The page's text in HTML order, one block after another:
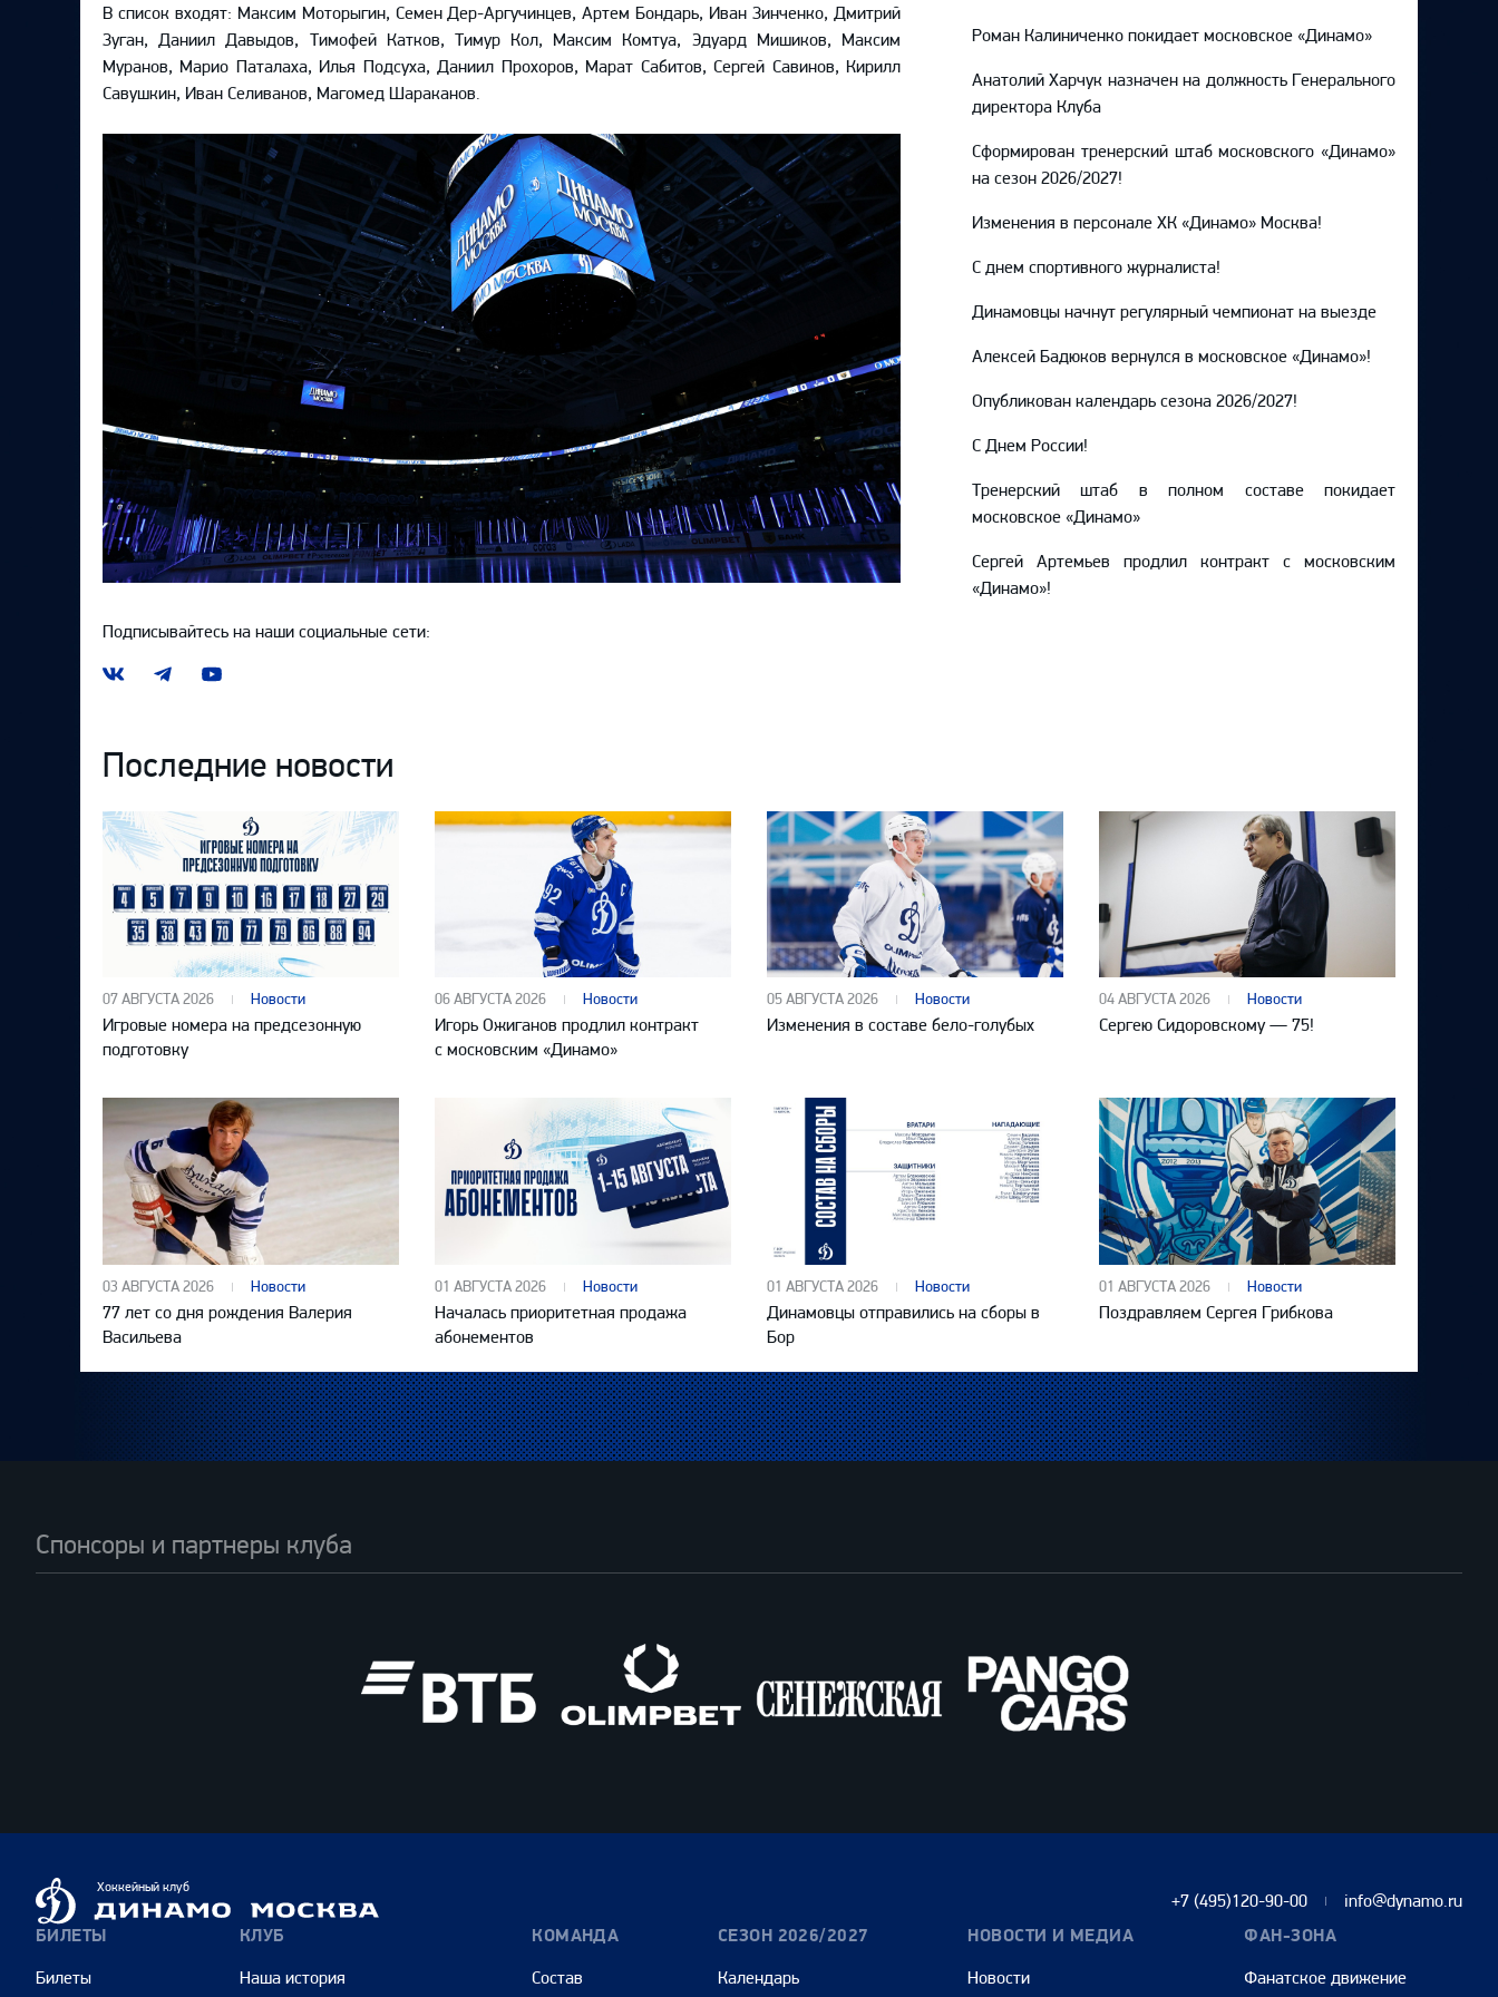
Локомотив
Северсталь
ЦСКА
Амур
Барыс
В список входят: Максим Моторыгин, Семен Дер-Аргучинцев, Артем Бондарь, Иван Зинченко, Дмитрий
Зуган, Даниил Давыдов, Тимофей Катков, Тимур Кол, Максим Комтуа, Эдуард Мишиков, Максим
Муранов, Марио Паталаха, Илья Подсуха, Даниил Прохоров, Марат Сабитов, Сергей Савинов, Кирилл
Савушкин, Иван Селиванов, Магомед Шараканов.
Подписывайтесь на наши социальные сети:
Наша
Наш
Наш
Роман Калиниченко покидает московское «Динамо»
Анатолий Харчук назначен на должность Генерального
директора Клуба
Сформирован тренерский штаб московского «Динамо»
на сезон 2026/2027!
Изменения в персонале ХК «Динамо» Москва!
С днем спортивного журналиста!
Динамовцы начнут регулярный чемпионат на выезде
Алексей Бадюков вернулся в московское «Динамо»!
Опубликован календарь сезона 2026/2027!
С Днем России!
Тренерский штаб в полном составе покидает
московское «Динамо»
Сергей Артемьев продлил контракт с московским
«Динамо»!
Последние новости
07 АВГУСТА 2026 Новости
Игровые номера на предсезонную
подготовку
06 АВГУСТА 2026 Новости
Игорь Ожиганов продлил контракт
с московским «Динамо»
05 АВГУСТА 2026 Новости
Изменения в составе бело-голубых
04 АВГУСТА 2026 Новости
Сергею Сидоровскому — 75!
03 АВГУСТА 2026 Новости
77 лет со дня рождения Валерия
Васильева
01 АВГУСТА 2026 Новости
Началась приоритетная продажа
абонементов
01 АВГУСТА 2026 Новости
Динамовцы отправились на сборы в
Бор
01 АВГУСТА 2026 Новости
Поздравляем Сергея Грибкова
Спонсоры и партнеры клуба
Динамо
Москва
Хоккейный клуб
+7 (495)120-90-00 info@dynamo.ru
БИЛЕТЫ
Билеты
КЛУБ
Наша история
КОМАНДА
Состав
СЕЗОН 2026/2027
Календарь
НОВОСТИ И МЕДИА
Новости
ФАН-ЗОНА
Фанатское движение